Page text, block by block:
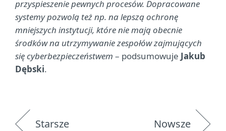
przyspieszenie pewnych procesów. Dopracowane
systemy pozwolą też np. na lepszą ochronę
mniejszych instytucji, które nie mają obecnie
środków na utrzymywanie zespołów zajmujących
się cyberbezpieczeństwem – podsumowuje Jakub
Dębski.
Starsze Nowsze